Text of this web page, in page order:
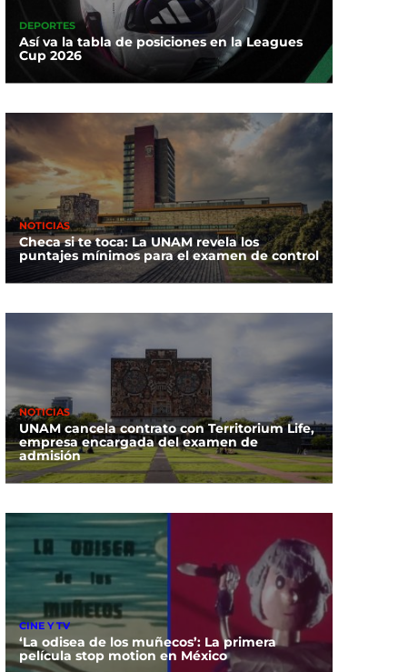
DEPORTES
Así va la tabla de posiciones en la Leagues
Cup 2026
NOTICIAS
Checa si te toca: La UNAM revela los
puntajes mínimos para el examen de control
NOTICIAS
UNAM cancela contrato con Territorium Life,
empresa encargada del examen de
admisión
CINE Y TV
‘La odisea de los muñecos’: La primera
película stop motion en México